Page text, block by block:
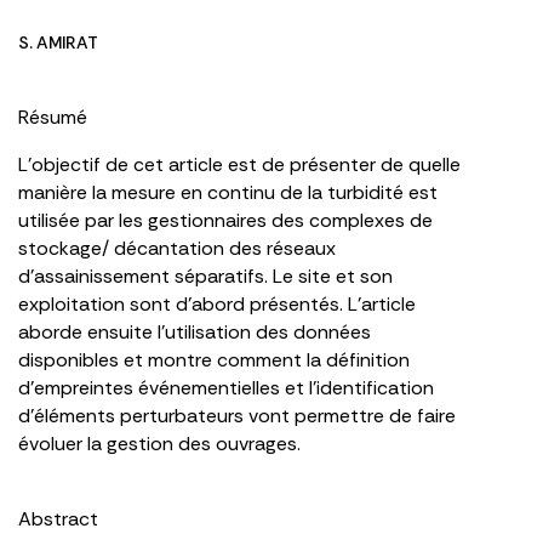
S. AMIRAT
Résumé
L’objectif de cet article est de présenter de quelle
manière la mesure en continu de la turbidité est
utilisée par les gestionnaires des complexes de
stockage/ décantation des réseaux
d’assainissement séparatifs. Le site et son
exploitation sont d’abord présentés. L’article
aborde ensuite l’utilisation des données
disponibles et montre comment la définition
d’empreintes événementielles et l’identification
d’éléments perturbateurs vont permettre de faire
évoluer la gestion des ouvrages.
Abstract